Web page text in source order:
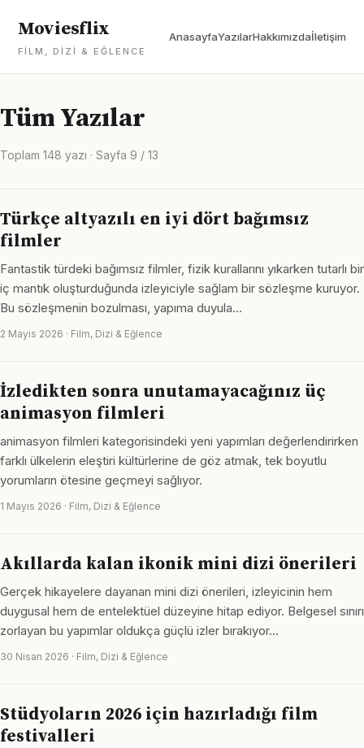
Moviesflix
FILM, DIZI & EĞLENCE
AnasayfaYazılarHakkımızdaİletişim
Tüm Yazılar
Toplam 148 yazı · Sayfa 9 / 13
Türkçe altyazılı en iyi dört bağımsız
filmler
Fantastik türdeki bağımsız filmler, fizik kurallarını yıkarken tutarlı bir
iç mantık oluşturduğunda izleyiciyle sağlam bir sözleşme kuruyor.
Bu sözleşmenin bozulması, yapıma duyula…
2 Mayıs 2026 · Film, Dizi & Eğlence
İzledikten sonra unutamayacağınız üç
animasyon filmleri
animasyon filmleri kategorisindeki yeni yapımları değerlendirirken
farklı ülkelerin eleştiri kültürlerine de göz atmak, tek boyutlu
yorumların ötesine geçmeyi sağlıyor.
1 Mayıs 2026 · Film, Dizi & Eğlence
Akıllarda kalan ikonik mini dizi önerileri
Gerçek hikayelere dayanan mini dizi önerileri, izleyicinin hem
duygusal hem de entelektüel düzeyine hitap ediyor. Belgesel sınırı
zorlayan bu yapımlar oldukça güçlü izler bırakıyor…
30 Nisan 2026 · Film, Dizi & Eğlence
Stüdyoların 2026 için hazırladığı film
festivalleri